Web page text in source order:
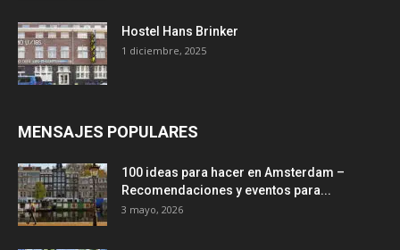
Hostel Hans Brinker
1 diciembre, 2025
MENSAJES POPULARES
100 ideas para hacer en Amsterdam –
Recomendaciones y eventos para...
3 mayo, 2026